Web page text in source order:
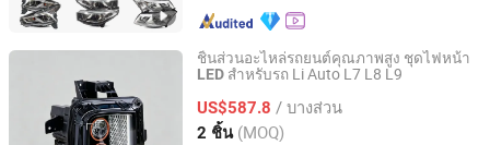
ชิ้นส่วนอะไหล่รถยนต์คุณภาพสูง ชุดไฟหน้า
LED สำหรับรถ Li Auto L7 L8 L9
US$587.8 / บางส่วน
2 ชิ้น (MOQ)
Chengdu Xinkairui Trading Co., Ltd.
Sichuan, China อัตราจาก 2026